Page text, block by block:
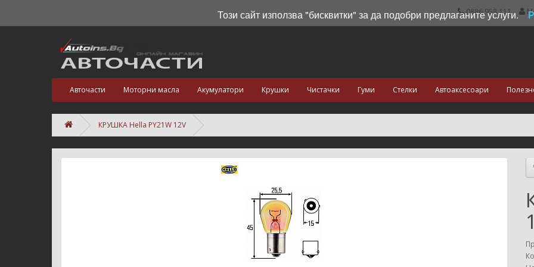
0886 958 111
Авточасти Моторни масла Акумулатори Крушки Чистачки Гуми Стелки Автоаксесоари
КРУШКА Hella PY21W 12V
Този сайт използва "бисквитки" за да подобри предлаганите услуги.